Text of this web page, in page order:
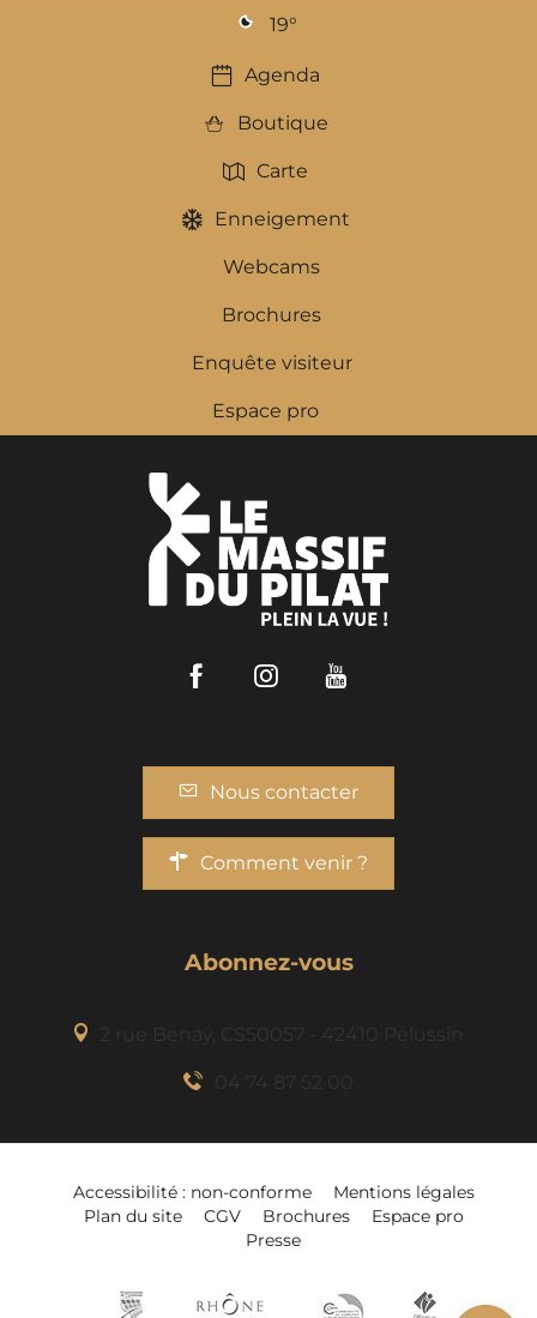
Tarifs
Ajouter à mon
19°
Agenda
Boutique
Carte
Enneigement
Webcams
Brochures
Enquête visiteur
Espace pro
FacebookInstagram
Nous contacter
Comment venir ?
Abonnez-vous
Accessibilité : non-conforme
Mentions légales
Plan du site
CGV Brochures
Espace pro
Presse